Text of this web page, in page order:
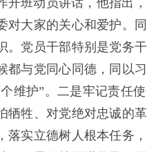
开班动员讲话，他指出
对大家的关心和爱护。
。党员干部特别是党务
都与党同心同德，同以
维护”。二是牢记责任
牺牲、对党绝对忠诚的
落实立德树人根本任务